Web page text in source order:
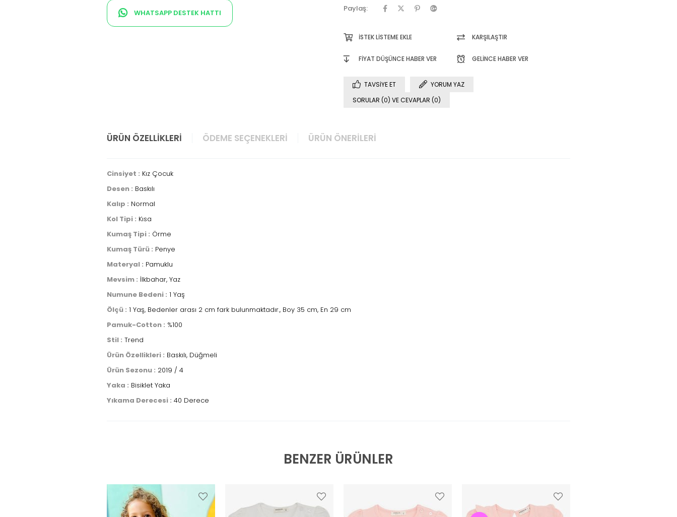
WHATSAPP DESTEK HATTI Paylaş:
İSTEK LISTEME EKLE KARŞILAŞTIR
FIYAT DÜŞÜNCE HABER VER GELINCE HABER VER
TAVSIYE ET
YORUM YAZ
SORULAR (0) VE CEVAPLAR (0)
ÜRÜN ÖZELLIKLERI ÖDEME SEÇENEKLERI ÜRÜN ÖNERILERI
Cinsiyet : Kız Çocuk
Desen : Baskılı
Kalıp : Normal
Kol Tipi : Kısa
Kumaş Tipi : Örme
Kumaş Türü : Penye
Materyal : Pamuklu
Mevsim : İlkbahar, Yaz
Numune Bedeni : 1 Yaş
Ölçü : 1 Yaş, Bedenler arası 2 cm fark bulunmaktadır., Boy 35 cm, En 29 cm
Pamuk-Cotton : %100
Stil : Trend
Ürün Özellikleri : Baskılı, Düğmeli
Ürün Sezonu : 2019 / 4
Yaka : Bisiklet Yaka
Yıkama Derecesi : 40 Derece
BENZER ÜRÜNLER